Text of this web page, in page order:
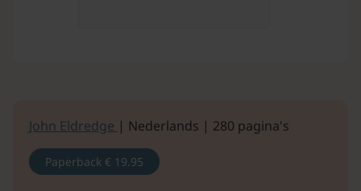
John Eldredge | Nederlands | 280 pagina's
Paperback € 19.95